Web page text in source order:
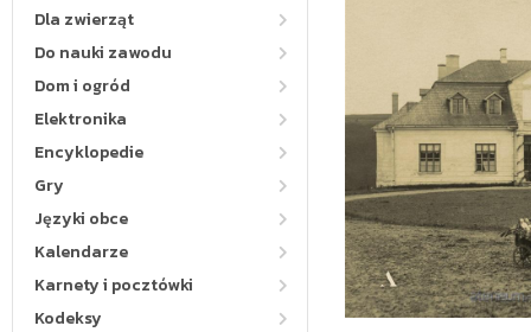
Dla zwierząt
Do nauki zawodu
Dom i ogród
Elektronika
Encyklopedie
Gry
Języki obce
Kalendarze
Karnety i pocztówki
Kodeksy